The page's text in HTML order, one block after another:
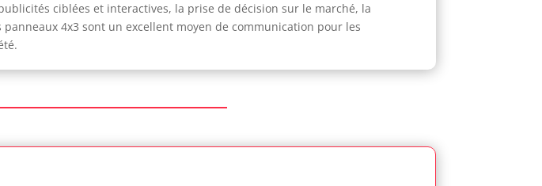
ciblées et interactives, la prise de décision sur le marché, la
4x3 sont un excellent moyen de communication pour les